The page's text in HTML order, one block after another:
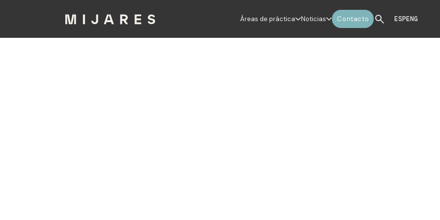
Áreas de práctica Noticias Contacto ESPENG